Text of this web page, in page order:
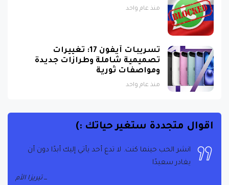
منذ عام واحد
تسريبات آيفون 17: تغييرات
تصميمية شاملة وطرازات جديدة
ومواصفات ثورية
منذ عام واحد
اقوال متجددة ستغير حياتك :)
انشر الحب حينما كنت. لا تدع أحد يأتي إليك أبدًا دون أن
يغادر سعيدًا
تيريزا الأم